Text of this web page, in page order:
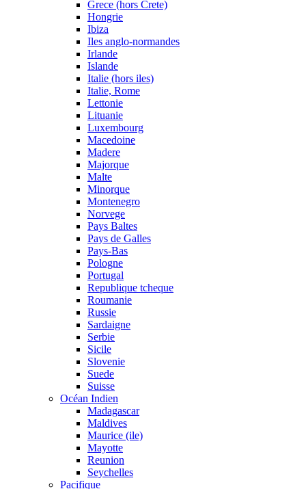
Grece (hors Crete)
Hongrie
Ibiza
Iles anglo-normandes
Irlande
Islande
Italie (hors iles)
Italie, Rome
Lettonie
Lituanie
Luxembourg
Macedoine
Madere
Majorque
Malte
Minorque
Montenegro
Norvege
Pays Baltes
Pays de Galles
Pays-Bas
Pologne
Portugal
Republique tcheque
Roumanie
Russie
Sardaigne
Serbie
Sicile
Slovenie
Suede
Suisse
Océan Indien
Madagascar
Maldives
Maurice (ile)
Mayotte
Reunion
Seychelles
Pacifique